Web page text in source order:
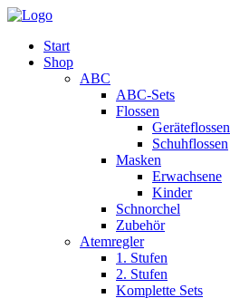
Start
Shop
ABC
ABC-Sets
Flossen
Geräteflossen
Schuhflossen
Masken
Erwachsene
Kinder
Schnorchel
Zubehör
Atemregler
1. Stufen
2. Stufen
Komplette Sets